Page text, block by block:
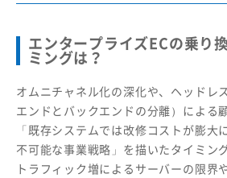
エンタープライズECの乗り
ミングは？
オムニチャネル化の深化や、ヘッドレ
エンドとバックエンドの分離）による
「既存システムでは改修コストが膨大
不可能な事業戦略」を描いたタイミン
トラフィック増によるサーバーの限界